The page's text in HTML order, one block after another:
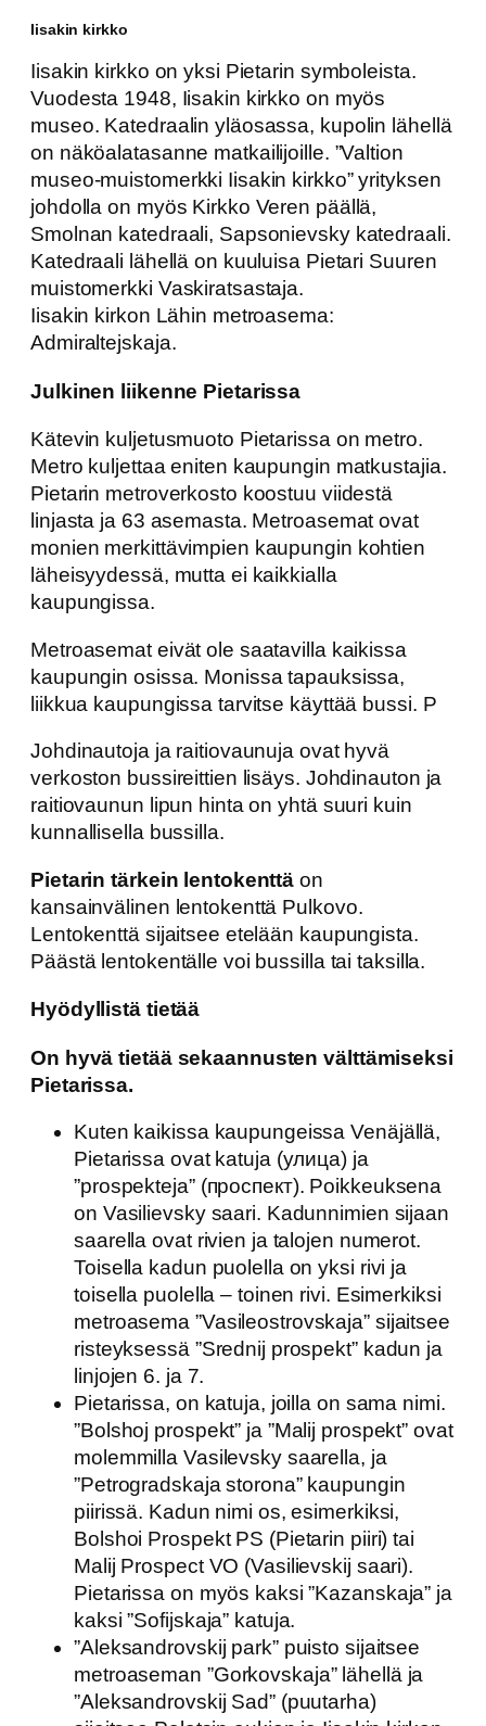
Iisakin kirkko
Iisakin kirkko on yksi Pietarin symboleista.
Vuodesta 1948, Iisakin kirkko on myös
museo. Katedraalin yläosassa, kupolin lähellä
on näköalatasanne matkailijoille. ”Valtion
museo-muistomerkki Iisakin kirkko” yrityksen
johdolla on myös Kirkko Veren päällä,
Smolnan katedraali, Sapsonievsky katedraali.
Katedraali lähellä on kuuluisa Pietari Suuren
muistomerkki Vaskiratsastaja.
Iisakin kirkon Lähin metroasema:
Admiraltejskaja.
Julkinen liikenne Pietarissa
Kätevin kuljetusmuoto Pietarissa on metro.
Metro kuljettaa eniten kaupungin matkustajia.
Pietarin metroverkosto koostuu viidestä
linjasta ja 63 asemasta. Metroasemat ovat
monien merkittävimpien kaupungin kohtien
läheisyydessä, mutta ei kaikkialla
kaupungissa.
Metroasemat eivät ole saatavilla kaikissa
kaupungin osissa. Monissa tapauksissa,
liikkua kaupungissa tarvitse käyttää bussi. P
Johdinautoja ja raitiovaunuja ovat hyvä
verkoston bussireittien lisäys. Johdinauton ja
raitiovaunun lipun hinta on yhtä suuri kuin
kunnallisella bussilla.
Pietarin tärkein lentokenttä on
kansainvälinen lentokenttä Pulkovo.
Lentokenttä sijaitsee etelään kaupungista.
Päästä lentokentälle voi bussilla tai taksilla.
Hyödyllistä tietää
On hyvä tietää sekaannusten välttämiseksi
Pietarissa.
Kuten kaikissa kaupungeissa Venäjällä,
Pietarissa ovat katuja (улица) ja
”prospekteja” (проспект). Poikkeuksena
on Vasilievsky saari. Kadunnimien sijaan
saarella ovat rivien ja talojen numerot.
Toisella kadun puolella on yksi rivi ja
toisella puolella – toinen rivi. Esimerkiksi
metroasema ”Vasileostrovskaja” sijaitsee
risteyksessä ”Srednij prospekt” kadun ja
linjojen 6. ja 7.
Pietarissa, on katuja, joilla on sama nimi.
”Bolshoj prospekt” ja ”Malij prospekt” ovat
molemmilla Vasilevsky saarella, ja
”Petrogradskaja storona” kaupungin
piirissä. Kadun nimi os, esimerkiksi,
Bolshoi Prospekt PS (Pietarin piiri) tai
Malij Prospect VO (Vasilievskij saari).
Pietarissa on myös kaksi ”Kazanskaja” ja
kaksi ”Sofijskaja” katuja.
”Aleksandrovskij park” puisto sijaitsee
metroaseman ”Gorkovskaja” lähellä ja
”Aleksandrovskij Sad” (puutarha)